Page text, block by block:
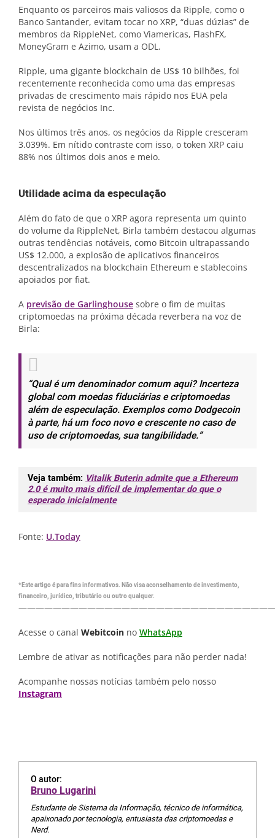
Enquanto os parceiros mais valiosos da Ripple, como o
Banco Santander, evitam tocar no XRP, “duas dúzias” de
membros da RippleNet, como Viamericas, FlashFX,
MoneyGram e Azimo, usam a ODL.
Ripple, uma gigante blockchain de US$ 10 bilhões, foi
recentemente reconhecida como uma das empresas
privadas de crescimento mais rápido nos EUA pela
revista de negócios Inc.
Nos últimos três anos, os negócios da Ripple cresceram
3.039%. Em nítido contraste com isso, o token XRP caiu
88% nos últimos dois anos e meio.
Utilidade acima da especulação
Além do fato de que o XRP agora representa um quinto
do volume da RippleNet, Birla também destacou algumas
outras tendências notáveis, como Bitcoin ultrapassando
US$ 12.000, a explosão de aplicativos financeiros
descentralizados na blockchain Ethereum e stablecoins
apoiados por fiat.
A previsão de Garlinghouse sobre o fim de muitas
criptomoedas na próxima década reverbera na voz de
Birla:
“Qual é um denominador comum aqui? Incerteza
global com moedas fiduciárias e criptomoedas
além de especulação. Exemplos como Dodgecoin
à parte, há um foco novo e crescente no caso de
uso de criptomoedas, sua tangibilidade.”
Veja também: Vitalik Buterin admite que a Ethereum
2.0 é muito mais difícil de implementar do que o
esperado inicialmente
Fonte: U.Today
*Este artigo é para fins informativos. Não visa aconselhamento de investimento,
financeiro, jurídico, tributário ou outro qualquer.
Acesse o canal Webitcoin no WhatsApp
Lembre de ativar as notificações para não perder nada!
Acompanhe nossas notícias também pelo nosso
Instagram
O autor:
Bruno Lugarini
Estudante de Sistema da Informação, técnico de informática,
apaixonado por tecnologia, entusiasta das criptomoedas e
Nerd.